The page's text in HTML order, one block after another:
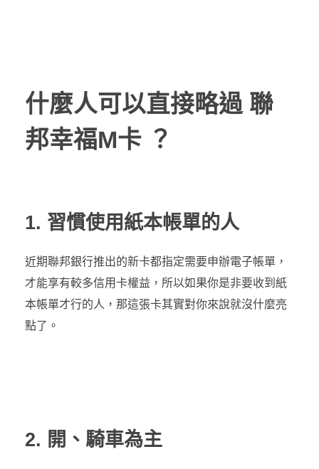
什麼人可以直接略過 聯
邦幸福M卡 ？
1. 習慣使用紙本帳單的人
近期聯邦銀行推出的新卡都指定需要申辦電子帳單，
才能享有較多信用卡權益，所以如果你是非要收到紙
本帳單才行的人，那這張卡其實對你來說就沒什麼亮
點了。
2. 開、騎車為主